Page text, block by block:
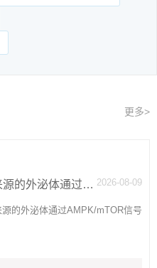
更多>
2026-08-09
维细胞的糖酵解作用从而促进伤口愈合
外泌体通过AMPK/mTOR信号